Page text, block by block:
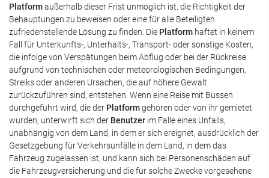
Platformaußerhalb dieser Frist unmöglich ist, die Richtigkeit der
Behauptungen zu beweisen oder eine für alle Beteiligten
zufriedenstellende Lösung zu finden. Die Platform haftet in keinem
Fall für Unterkunfts-, Unterhalts-, Transport- oder sonstige Kosten,
die infolge von Verspätungen beim Abflug oder bei der Rückreise
aufgrund von technischen oder meteorologischen Bedingungen,
Streiks oder anderen Ursachen, die auf höhere Gewalt
zurückzuführen sind, entstehen. Wenn eine Reise mit Bussen
durchgeführt wird, die der Platformgehören oder von ihr gemietet
wurden, unterwirft sich der Benutzer im Falle eines Unfalls,
unabhängig von dem Land, in dem er sich ereignet, ausdrücklich der
Gesetzgebung für Verkehrsunfälle in dem Land, in dem das
Fahrzeug zugelassen ist, und kann sich bei Personenschäden auf
die Fahrzeugversicherung und die für solche Zwecke vorgesehene